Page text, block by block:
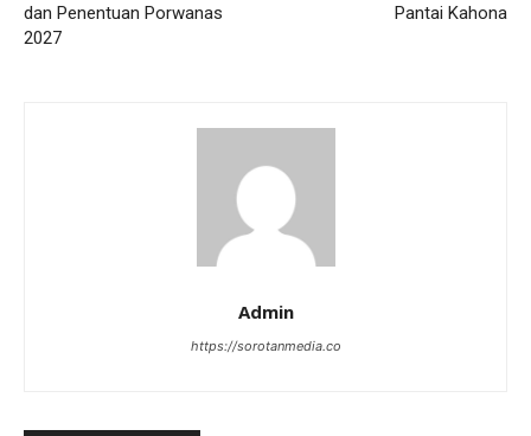
dan Penentuan Porwanas
2027
Pantai Kahona
Admin
https://sorotanmedia.co